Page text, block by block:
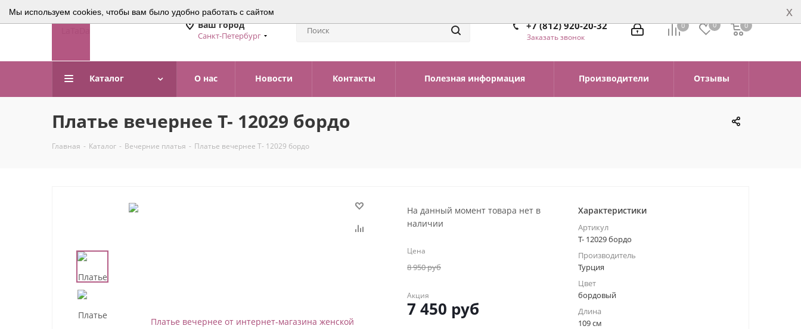
Мы используем cookies, чтобы вам было удобно работать с сайтом x
Ваш город
Санкт-Петербург
0 0 0
0
+7 (812) 920-20-32
Заказать звонок
Каталог О нас Новости Контакты Полезная информация Производители Отзывы
Платье вечернее Т- 12029 бордо
Главная - Каталог - Вечерние платья - Платье вечернее Т- 12029 бордо
На данный момент товара нет в
наличии
Цена
8 950руб
Акция
7 450 руб
Характеристики
Артикул
Т- 12029 бордо
Производитель
Турция
Цвет
бордовый
Длина
109 см